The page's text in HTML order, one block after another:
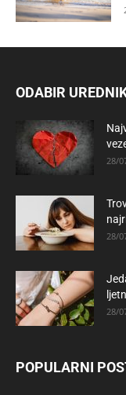
ODABIR
28/
28/
28/
POPULARNI